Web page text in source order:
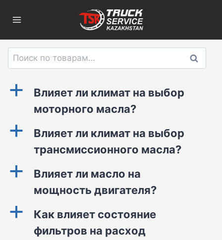
Искать: Поиск
a
Влияет ли климат на выбор
моторного масла?
a
Влияет ли климат на выбор
трансмиссионного масла?
a
Влияет ли масло на
мощность двигателя?
a
Как влияет состояние
фильтров на расход